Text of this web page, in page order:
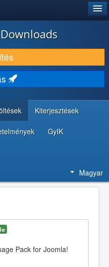
Kiterjesztések
GyIK
Magyar
Pack for Joomla!